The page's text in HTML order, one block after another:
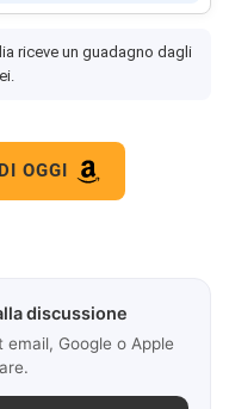
riceve un guadagno dagli
OGGI
discussione
Google o Apple